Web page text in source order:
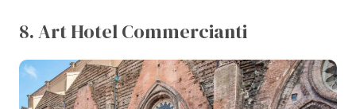
8. Art Hotel Commercianti